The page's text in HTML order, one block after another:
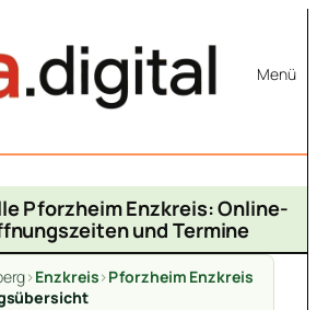
Menü
Pforzheim Enzkreis: Online-
und Termine
>Enzkreis>Pforzheim Enzkreis